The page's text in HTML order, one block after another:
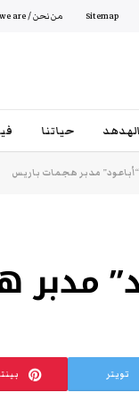
Sitemap من نحن / Who we are
الهدهد حياتنا
مدبر هجمات باريس
تويتر